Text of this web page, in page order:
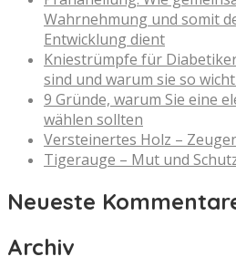
Wahrnehmung und somit
Entwicklung dient
Kniestrümpfe für
sind und warum sie so
9 Gründe, warum Sie eine
wählen sollten
Versteinertes Holz –
Tigerauge – Mut und
Neueste
Archiv